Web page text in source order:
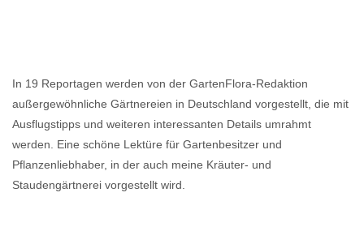
In 19 Reportagen werden von der GartenFlora-Redaktion
außergewöhnliche Gärtnereien in Deutschland vorgestellt, die mit
Ausflugstipps und weiteren interessanten Details umrahmt
werden. Eine schöne Lektüre für Gartenbesitzer und
Pflanzenliebhaber, in der auch meine Kräuter- und
Staudengärtnerei vorgestellt wird.